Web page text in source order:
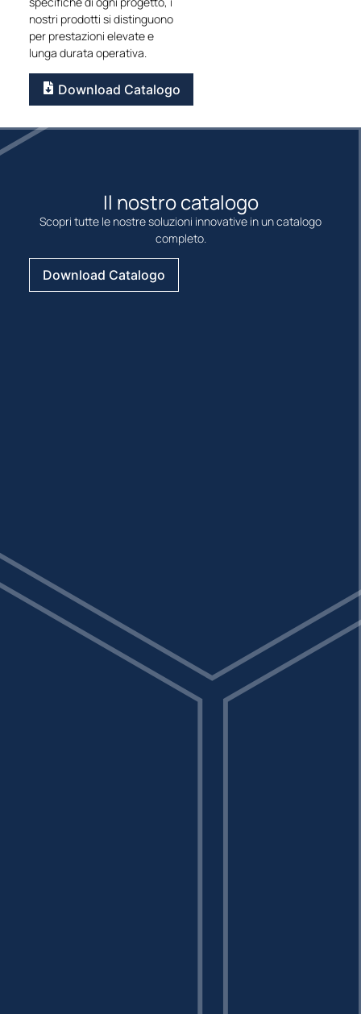
nostri prodotti si distinguono
per prestazioni elevate e
lunga durata operativa.
Download Catalogo
Il nostro catalogo
Scopri tutte le nostre soluzioni innovative in un catalogo
completo.
Download Catalogo